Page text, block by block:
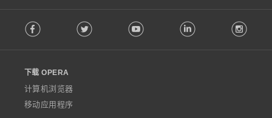
o
w
O
p
e
Facebook Twitter Youtube LinkedIn
下载 OPERA
计算机浏览器
移动应用程序